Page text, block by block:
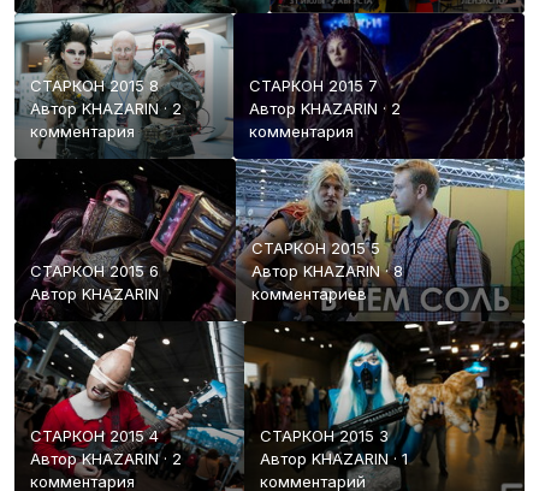
СТАРКОН 2015 8
АвторKHAZARIN·2
комментария
СТАРКОН 2015 7
АвторKHAZARIN · 2
комментария
СТАРКОН 2015 6
Автор KHAZARIN
СТАРКОН 2015 5
АвторKHAZARIN·8
комментариев
СТАРКОН 2015 4
АвторKHAZARIN· 2
комментария
СТАРКОН 2015 3
Автор KHAZARIN·1
комментарий